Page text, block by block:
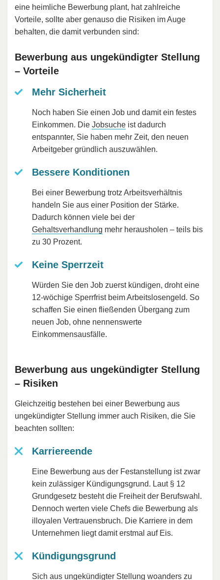
eine heimliche Bewerbung plant, hat zahlreiche
Vorteile, sollte aber genauso die Risiken im Auge
behalten, die damit verbunden sind:
Bewerbung aus ungekündigter Stellung
– Vorteile
Mehr Sicherheit
Noch haben Sie einen Job und damit ein festes
Einkommen. Die Jobsuche ist dadurch
entspannter, Sie haben mehr Zeit, den neuen
Arbeitgeber gründlich auszuwählen.
Bessere Konditionen
Bei einer Bewerbung trotz Arbeitsverhältnis
handeln Sie aus einer Position der Stärke.
Dadurch können viele bei der
Gehaltsverhandlung mehr herausholen – teils bis
zu 30 Prozent.
Keine Sperrzeit
Würden Sie den Job zuerst kündigen, droht eine
12-wöchige Sperrfrist beim Arbeitslosengeld. So
schaffen Sie einen fließenden Übergang zum
neuen Job, ohne nennenswerte
Einkommensausfälle.
Bewerbung aus ungekündigter Stellung
– Risiken
Gleichzeitig bestehen bei einer Bewerbung aus
ungekündigter Stellung immer auch Risiken, die Sie
beachten sollten:
Karriereende
Eine Bewerbung aus der Festanstellung ist zwar
kein zulässiger Kündigungsgrund. Laut § 12
Grundgesetz besteht die Freiheit der Berufswahl.
Dennoch werten viele Chefs die Bewerbung als
illoyalen Vertrauensbruch. Die Karriere in dem
Unternehmen liegt damit erstmal auf Eis.
Kündigungsgrund
Sich aus ungekündigter Stellung woanders zu